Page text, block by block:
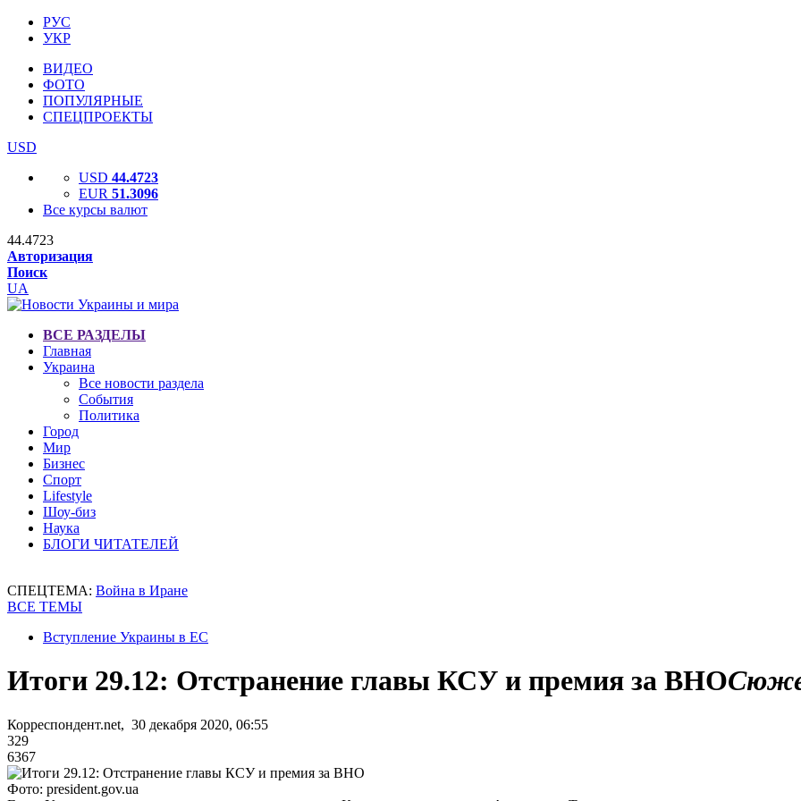
РУС
УКР
ВИДЕО
ФОТО
ПОПУЛЯРНЫЕ
СПЕЦПРОЕКТЫ
USD
USD 44.4723
EUR 51.3096
Все курсы валют
44.4723
Авторизация
Поиск
UA
ВСЕ РАЗДЕЛЫ
Главная
Украина
Все новости раздела
События
Политика
Город
Мир
Бизнес
Спорт
Lifestyle
Шоу-биз
Наука
БЛОГИ ЧИТАТЕЛЕЙ
СПЕЦТЕМА: Война в Иране
ВСЕ ТЕМЫ
Вступление Украины в ЕС
Итоги 29.12: Отстранение главы КСУ и премия за ВНО
Корреспондент.net, 30 декабря 2020, 06:55
329
6367
Фото: president.gov.ua